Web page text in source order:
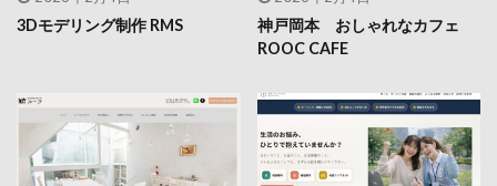
3Dモデリング制作 RMS
神戸岡本 おしゃれなカフェ
ROOC CAFE